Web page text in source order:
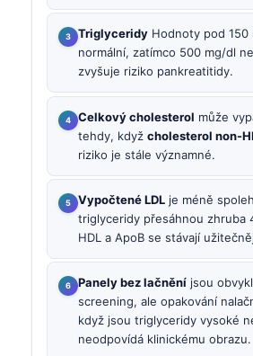
Triglyceridy Hodnoty pod 150
normální, zatímco 500 mg/dl
zvyšuje riziko pankreatitidy.
Celkový cholesterol může
tehdy, když cholesterol non-
riziko je stále významné.
Vypočtené LDL je méně
triglyceridy přesáhnou zhruba
HDL a ApoB se stávají
Panely bez lačnění jsou
screening, ale opakování
když jsou triglyceridy vysoké
neodpovídá klinickému obrazu.